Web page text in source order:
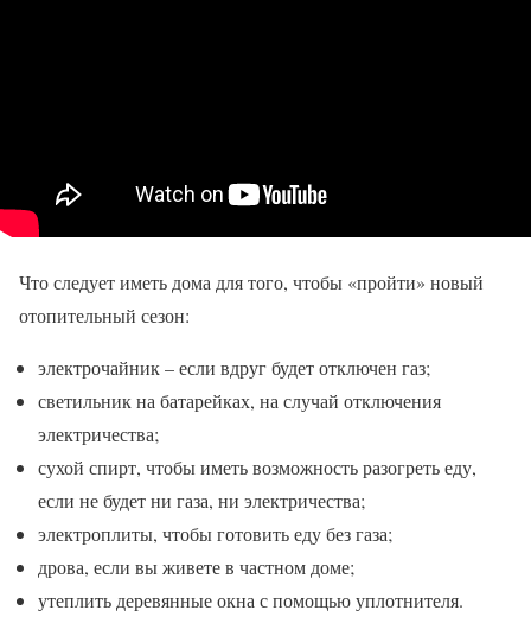
Что следует иметь дома для того, чтобы «пройти» новый
отопительный сезон:
электрочайник – если вдруг будет отключен газ;
светильник на батарейках, на случай отключения
электричества;
сухой спирт, чтобы иметь возможность разогреть еду,
если не будет ни газа, ни электричества;
электроплиты, чтобы готовить еду без газа;
дрова, если вы живете в частном доме;
утеплить деревянные окна с помощью уплотнителя.